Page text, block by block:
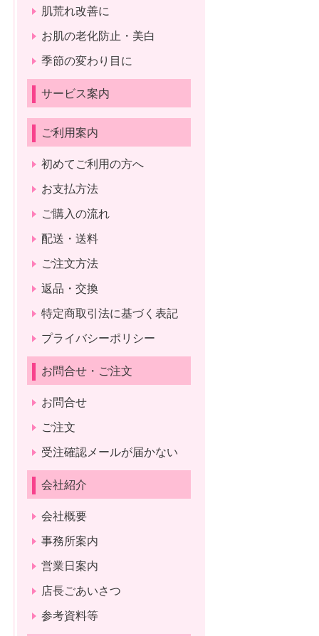
肌荒れ改善に
お肌の老化防止・美白
季節の変わり目に
サービス案内
ご利用案内
初めてご利用の方へ
お支払方法
ご購入の流れ
配送・送料
ご注文方法
返品・交換
特定商取引法に基づく表記
プライバシーポリシー
お問合せ・ご注文
お問合せ
ご注文
受注確認メールが届かない
会社紹介
会社概要
事務所案内
営業日案内
店長ごあいさつ
参考資料等